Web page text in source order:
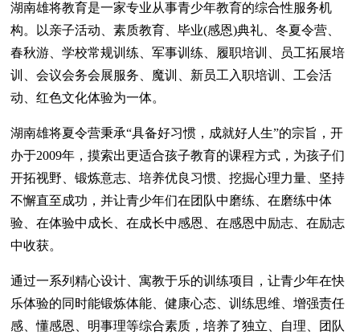
湖南雄将教育是一家专业从事青少年教育的综合性服务机
构。以亲子活动、素质教育、毕业(感恩)典礼、冬夏令营、
春秋游、学校常规训练、军事训练、履职培训、员工拓展培
训、会议会务会展服务、魔训、新员工入职培训、工会活
动、红色文化体验为一体。
湖南雄将夏令营秉承“具备好习惯，成就好人生”的宗旨，开
办于2009年，摸索出更适合孩子教育的课程方式，为孩子们
开拓视野、锻炼意志、培养优良习惯、挖掘心理力量、坚持
不懈直至成功，并让青少年们在团队中磨练、在磨练中体
验、在体验中成长、在成长中感恩、在感恩中励志、在励志
中收获。
通过一系列精心设计、寓教于乐的训练项目，让青少年在快
乐体验的同时能锻炼体能、健康心态、训练思维、增强责任
感、懂感恩、明事理等综合素质，培养了独立、自理、团队